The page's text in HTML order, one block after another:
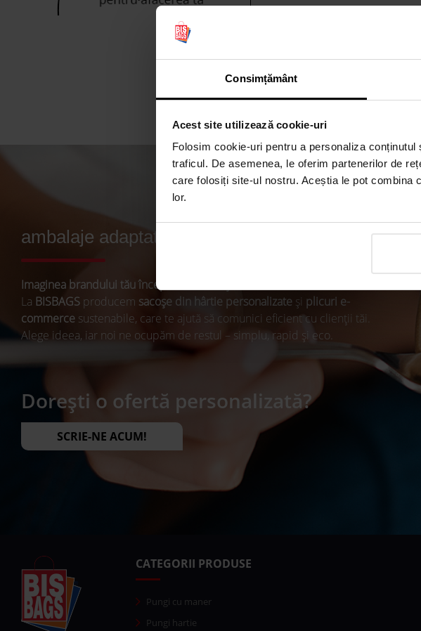
Consimțământ
Acest site utilizează cookie-uri
Folosim cookie-uri pentru a personaliza
traficul. De asemenea, le oferim partenerilor de
care folosiți site-ul nostru. Aceștia le pot
lor.
Petris, Bistrita-Nasaud.
ambalaje adaptate industriei de azi
Imaginea brandului tău începe cu ambalajul.
La BISBAGS producem sacoșe din hârtie personalizate și plicuri e-
commerce sustenabile, care te ajută să comunici eficient cu clienții tăi.
Alege ideea, iar noi ne ocupăm de restul – simplu, rapid și eco.
Dorești o ofertă personalizată?
SCRIE-NE ACUM!
CATEGORII PRODUSE
Pungi cu maner
Pungi hartie